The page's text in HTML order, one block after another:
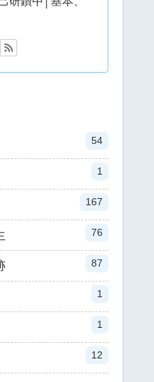
54
1
167
76
87
1
1
12